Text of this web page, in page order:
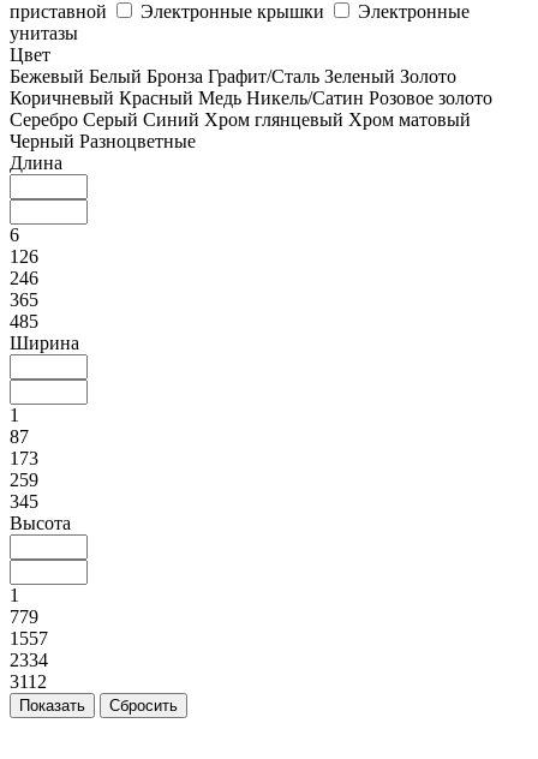
приставной
Электронные крышки
Электронные
унитазы
Цвет
Бежевый Белый Бронза Графит/Сталь Зеленый Золото
Коричневый Красный Медь Никель/Сатин Розовое золото
Серебро Серый Синий Хром глянцевый Хром матовый
Черный Разноцветные
Длина
6
126
246
365
485
Ширина
1
87
173
259
345
Высота
1
779
1557
2334
3112